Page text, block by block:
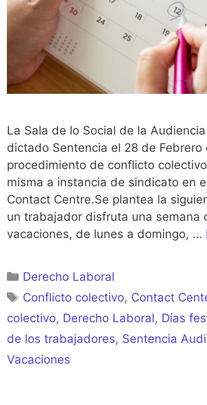
La Sala de lo Social de la
dictado Sentencia el 28 de Febrero
procedimiento de conflicto
misma a instancia de sindicato en
Contact Centre.Se plantea la
un trabajador disfruta una semana
vacaciones, de lunes a domingo, …
Categorías
Derecho Laboral
Etiquetas
Conflicto colectivo, Contact
colectivo, Derecho Laboral, Días
de los trabajadores, Sentencia
Vacaciones